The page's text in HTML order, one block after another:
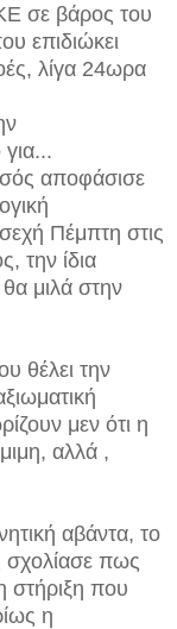
σε βάρος του
επιδιώκει
λίγα 24ωρα
αποφάσισε
Πέμπτη στις
την ίδια
μιλά στην
θέλει την
μεν ότι η
αλλά ,
αβάντα, το
σχολίασε πως
στήριξη που
η